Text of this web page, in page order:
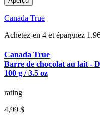
Canada True
Achetez-en 4 et épargnez
Canada True
Barre de chocolat au lait -
100 g / 3.5 oz
rating
4,99 $